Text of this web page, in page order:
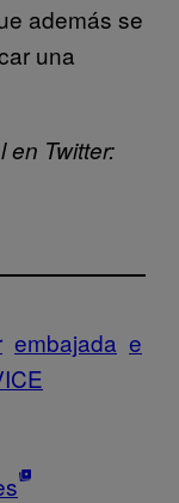
además se
una
en Twitter:
embajada e